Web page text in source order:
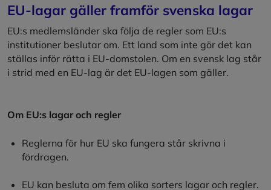
EU-lagar gäller framför svenska lagar
EU:s medlemsländer ska följa de regler som EU:s
institutioner beslutar om. Ett land som inte gör det kan
ställas inför rätta i EU-domstolen. Om en svensk lag står
i strid med en EU-lag är det EU-lagen som gäller.
Om EU:s lagar och regler
Reglerna för hur EU ska fungera står skrivna i
fördragen.
EU kan besluta om fem olika sorters lagar och regler.